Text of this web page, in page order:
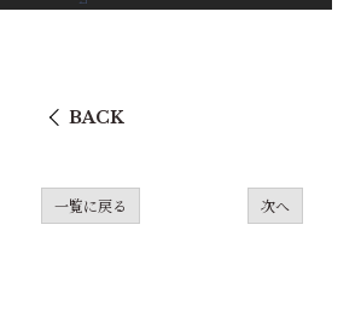
BACK
一覧に戻る 次へ